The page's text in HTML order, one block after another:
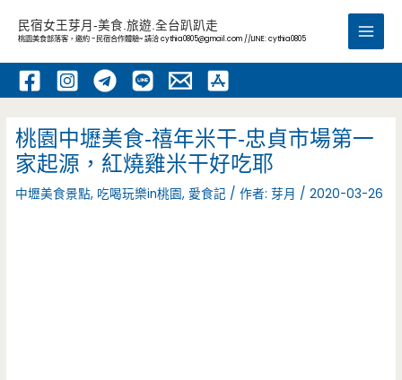
內
民宿女王芽月-美食.旅遊.全台趴趴走
桃園美食部落客，邀約 -民宿合作體驗~ 請洽cythia0805@gmail.com //LINE: cythia0805
Main
桃園中壢美食-禧年米干-忠貞市場第一
家起源，紅燒雞米干好吃耶
中壢美食景點, 吃喝玩樂in桃園, 愛食記 / 作者:芽月 /2020-03-26